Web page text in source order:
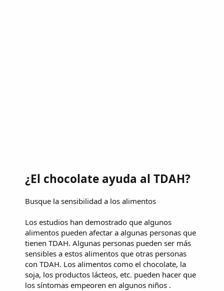
¿El chocolate ayuda al TDAH?
Busque la sensibilidad a los alimentos
Los estudios han demostrado que algunos
alimentos pueden afectar a algunas personas que
tienen TDAH. Algunas personas pueden ser más
sensibles a estos alimentos que otras personas
con TDAH. Los alimentos como el chocolate, la
soja, los productos lácteos, etc. pueden hacer que
los síntomas empeoren en algunos niños .